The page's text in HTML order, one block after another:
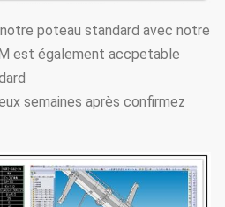
poteau standard avec notre
est également accpetable
semaines après confirmez